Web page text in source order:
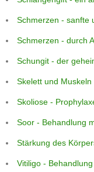
Schmerzen - sanfte
Schmerzen - durch
Schungit - der
Skelett und
Skoliose -
Soor - Behandlung
Stärkung des
Vitiligo -